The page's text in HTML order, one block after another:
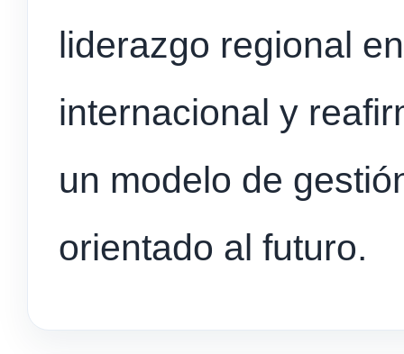
liderazgo regional
internacional y
un modelo de
orientado al futuro.